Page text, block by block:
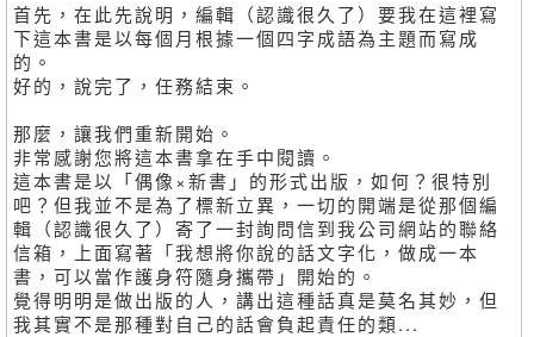
首先，在此先說明，編輯（認識很久了）要我在這裡寫
下這本書是以每個月根據一個四字成語為主題而寫成
的。
好的，說完了，任務結束。
那麼，讓我們重新開始。
非常感謝您將這本書拿在手中閱讀。
這本書是以「偶像×新書」的形式出版，如何？很特別
吧？但我並不是為了標新立異，一切的開端是從那個編
輯（認識很久了）寄了一封詢問信到我公司網站的聯絡
信箱，上面寫著「我想將你說的話文字化，做成一本
書，可以當作護身符隨身攜帶」開始的。
覺得明明是做出版的人，講出這種話真是莫名其妙，但
我其實不是那種對自己的話會負起責任的類...